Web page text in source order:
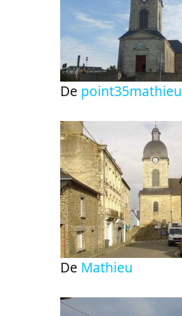
De point35mathieu
De Mathieu